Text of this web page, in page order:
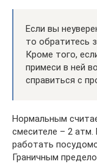
Если вы
то обратитесь
Кроме того,
примеси в ней
справиться с
Нормальным
смесителе – 2
работать
Граничным